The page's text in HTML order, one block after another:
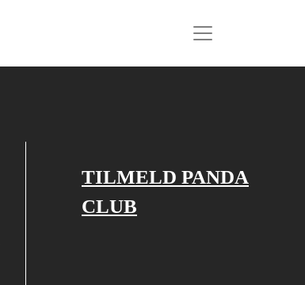
TILMELD PANDA
CLUB